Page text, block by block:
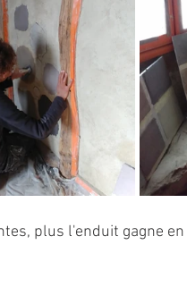
plus l'enduit gagne